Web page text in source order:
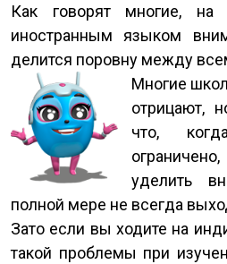
Как говорят многие, на
иностранным языком
делится поровну между
Многие
отрицают,
что,
уделить
полной мере не всегда
Зато если вы ходите на
такой проблемы при